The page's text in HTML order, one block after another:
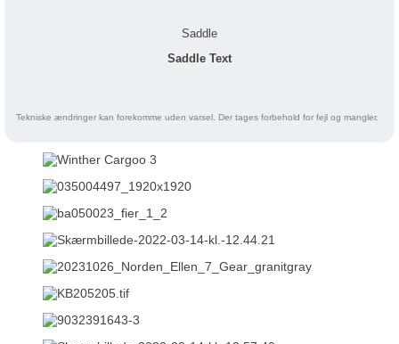
Saddle
Saddle Text
Tekniske ændringer kan forekomme uden varsel. Der tages forbehold for fejl og mangler.